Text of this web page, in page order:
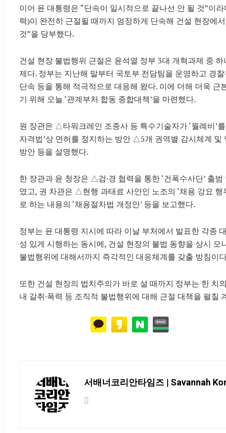
이어 윤 대통령은 “단속이 일시적으로 끝나선 안 될 것”이
력)이 완전히 근절될 때까지 엄정하게 단속해 건설 현장에
것”을 당부했다.
건설 현장 불법행위 근절은 윤석열 정부 3대 개혁과제 중
제다. 정부는 지난해 말부터 국토부 전담팀을 운영하고 경
단속 등을 통해 적극적으로 대응해 왔다. 이에 더해 더욱 근
기 위해 오늘 ‘관계부처 합동 종합대책’을 마련했다.
원 장관은 △타워크레인 조종사 등 특수기술자가 ‘월례비’
자격법’상 면허를 정지하는 방안 △5개 권역별 감시체계 및
방안 등을 설명했다.
한 장관과 윤 청장은 △검·경 협력을 통한 ‘건폭수사단’ 출
였고, 권 차관은 △현행 과태료 사안인 노조의 ‘채용 강요 행
로 하는 내용의 ‘채용절차법 개정안’ 등을 보고했다.
정부는 윤 대통령 지시에 따라 이날 부처에서 발표한 각종
성 있게 시행하는 동시에, 건설 현장의 불법 동향을 상시 모
불법행위에 대해서까지 즉각적인 대응체계를 갖출 방침이
또한 건설 현장의 법치주의가 바로 설 때까지 정부는 한 치
내 갈취·폭력 등 조직적 불법행위에 대해 근절 대책을 펼칠
서배너코리안타임즈 | Savannah